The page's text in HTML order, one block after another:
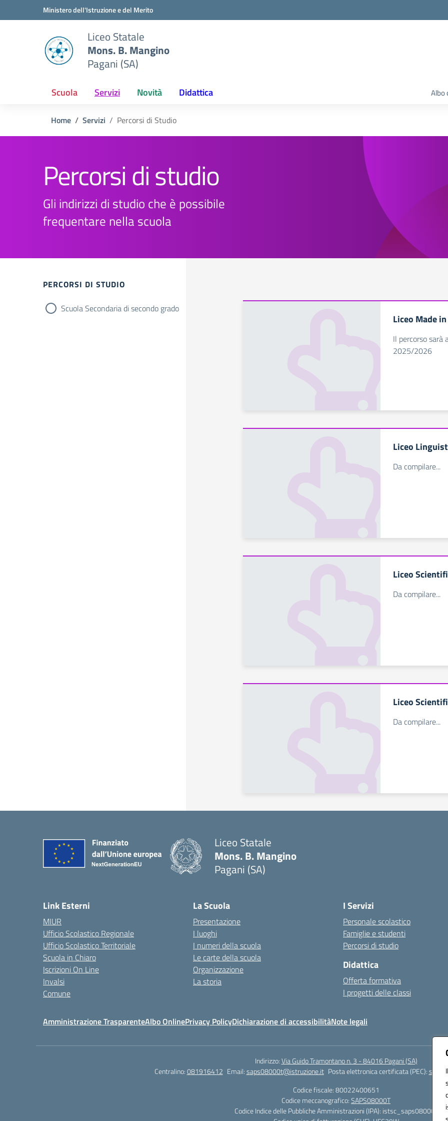
Vai ai contenuti
Vai al menu di navigazioneMinistero dell'Istruzione e del Merito
Liceo Statale
Mons. B. Mangino
Pagani (SA)
Scuola Servizi Novità Didattica Albo
Home Servizi Percorsi di Studio
Percorsi di studio
Gli indirizzi di studio che è possibile
frequentare nella scuola
Filtri
PERCORSI DI STUDIO
Scuola Secondaria di secondo grado
Liceo Made
Il percorso sarà
2025/2026
Liceo
Da compilare...
Liceo
Da compilare...
Liceo
Da compilare...
Liceo Statale
Mons. B. Mangino
Pagani (SA)
Link Esterni
MIUR
Ufficio Scolastico Regionale
Ufficio Scolastico Territoriale
Scuola in Chiaro
Iscrizioni On Line
Invalsi
Comune
La Scuola
Presentazione
I luoghi
I numeri della scuola
Le carte della scuola
Organizzazione
La storia
I Servizi
Personale scolastico
Famiglie e studenti
Percorsi di studio
Didattica
Offerta formativa
I progetti delle classi
Amministrazione TrasparenteAlbo OnlinePrivacy PolicyDichiarazione di accessibilitàNote legali
Indirizzo:Via Guido Tramontano n. 3 - 84016 Pagani (SA)
Centralino:081916412 Email:saps08000t@istruzione.it Posta elettronica certificata (PEC):
Codice fiscale: 80022400651
Codice meccanografico:SAPS08000T
Codice Indice delle Pubbliche Amministrazioni (IPA): istsc_saps08000t